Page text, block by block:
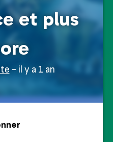
et plus
- il y a 1 an